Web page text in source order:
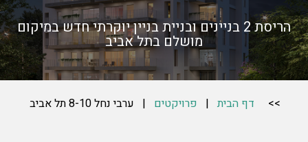
הריסת 2 בניינים ובניית בניין יוקרתי חדש במיקום
מושלם בתל אביב
>> דף הבית| פרויקטים | ערבי נחל 8-10 תל אביב